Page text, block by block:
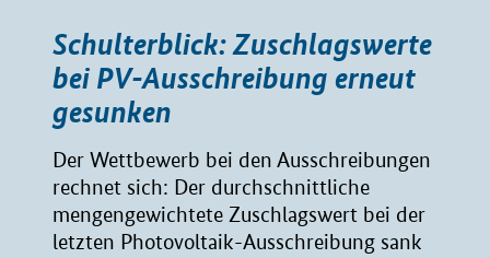
Schulterblick: Zuschlagswerte
bei PV-Ausschreibung erneut
gesunken
Der Wettbewerb bei den Ausschreibungen
rechnet sich: Der durchschnittliche
mengengewichtete Zuschlagswert bei der
letzten Photovoltaik-Ausschreibung sank